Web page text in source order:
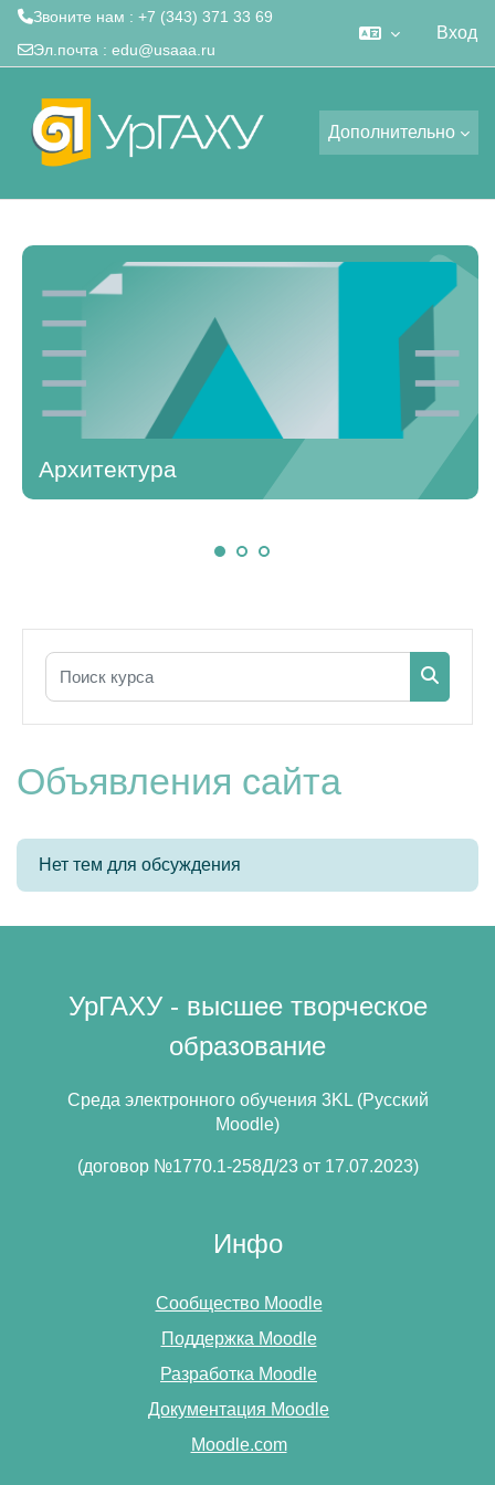
Звоните нам : +7 (343) 371 33 69
Эл.почта : edu@usaaa.ru
Вход
Дополнительно
Архитектура
Поиск курса
Поиск
Объявления сайта
Нет тем для обсуждения
УрГАХУ - высшее творческое
образование
Среда электронного обучения 3KL (Русский
Moodle)
(договор №1770.1-258Д/23 от 17.07.2023)
Инфо
Сообщество Moodle
Поддержка Moodle
Разработка Moodle
Документация Moodle
Moodle.com